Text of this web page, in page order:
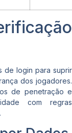
de login para suprir
dos jogadores.
de penetração e
com regras